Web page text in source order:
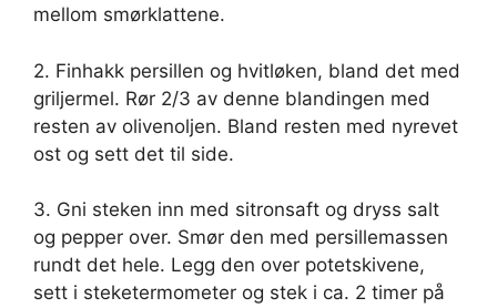
mellom smørklattene.
2. Finhakk persillen og hvitløken, bland det med
griljermel. Rør 2/3 av denne blandingen med
resten av olivenoljen. Bland resten med nyrevet
ost og sett det til side.
3. Gni steken inn med sitronsaft og dryss salt
og pepper over. Smør den med persillemassen
rundt det hele. Legg den over potetskivene,
sett i steketermometer og stek i ca. 2 timer på